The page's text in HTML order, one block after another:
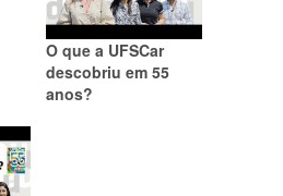
O que a UFSCar
descobriu em 55
anos?